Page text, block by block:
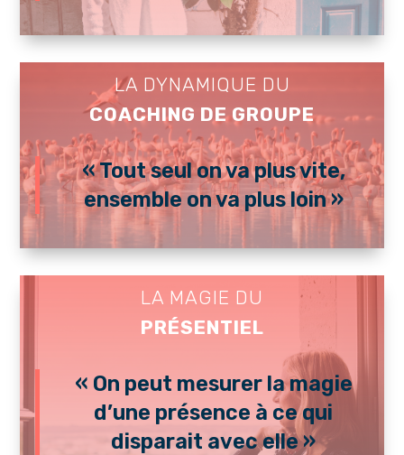
LA DYNAMIQUE DU
COACHING DE GROUPE
« Tout seul on va plus vite,
ensemble on va plus loin »
LA MAGIE DU
PRÉSENTIEL
« On peut mesurer la magie
d’une présence à ce qui
disparait avec elle »